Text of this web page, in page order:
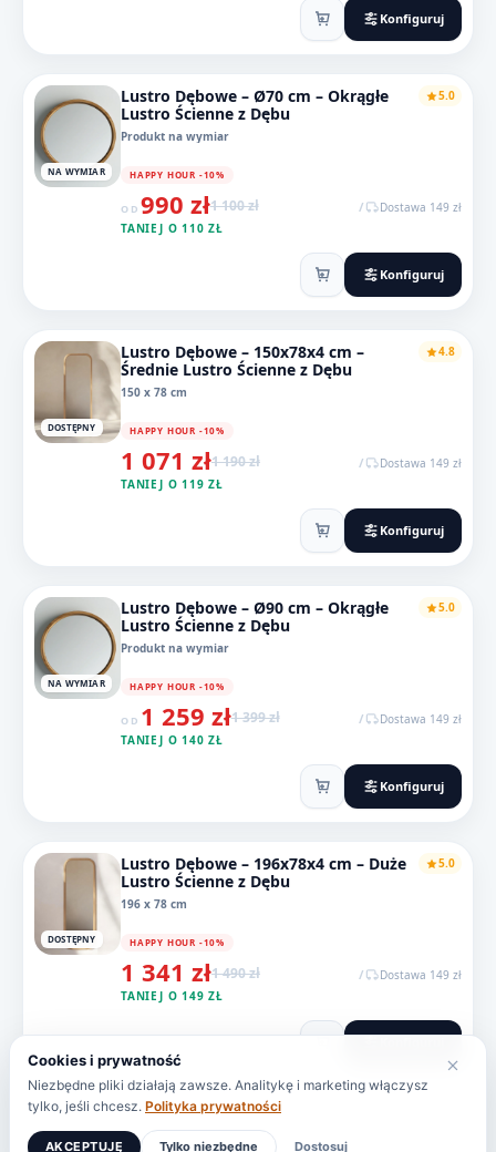
Konfiguruj
NA WYMIAR
5.0
Lustro Dębowe – Ø70 cm – Okrągłe
Lustro Ścienne z Dębu
Produkt na wymiar
HAPPY HOUR -10%
OD 990 zł1 100 zł /
Dostawa 149 zł
TANIEJ O 110 ZŁ
Konfiguruj
DOSTĘPNY
4.8
Lustro Dębowe – 150x78x4 cm –
Średnie Lustro Ścienne z Dębu
150 x 78 cm
HAPPY HOUR -10%
1 071 zł1 190 zł /
Dostawa 149 zł
TANIEJ O 119 ZŁ
Konfiguruj
NA WYMIAR
5.0
Lustro Dębowe – Ø90 cm – Okrągłe
Lustro Ścienne z Dębu
Produkt na wymiar
HAPPY HOUR -10%
OD 1 259 zł1 399 zł /
Dostawa 149 zł
TANIEJ O 140 ZŁ
Konfiguruj
DOSTĘPNY
5.0
Lustro Dębowe – 196x78x4 cm – Duże
Lustro Ścienne z Dębu
196 x 78 cm
HAPPY HOUR -10%
1 341 zł1 490 zł /
Dostawa 149 zł
TANIEJ O 149 ZŁ
Cookies i prywatność
Niezbędne pliki działają zawsze. Analitykę i marketing włączysz
tylko, jeśli chcesz. Polityka prywatności
AKCEPTUJĘ Tylko niezbędne Dostosuj